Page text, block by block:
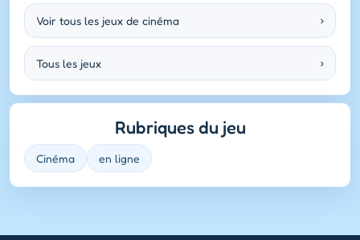
Voir tous les jeux de cinéma ›
Tous les jeux ›
Rubriques du jeu
Cinéma en ligne